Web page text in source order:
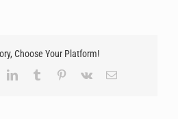
Choose Your Platform!
LinkedInTumblr Pinterest
Vk Email